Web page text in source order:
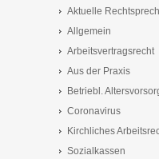
Aktuelle
Allgemein
Arbeitsvertragsrecht
Aus der Praxis
Betriebl.
Coronavirus
Kirchliches
Sozialkassen